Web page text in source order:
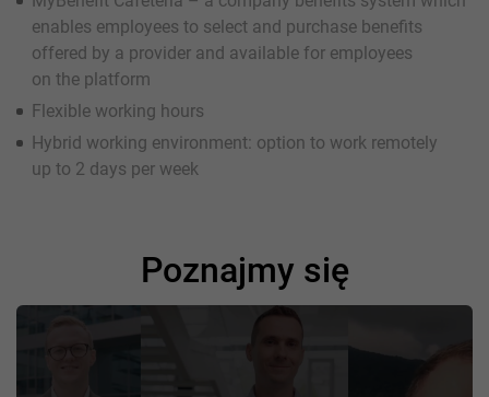
enables employees to select and purchase benefits
offered by a provider and available for employees
on the platform
Flexible working hours
Hybrid working environment: option to work remotely
up to 2 days per week
Poznajmy się